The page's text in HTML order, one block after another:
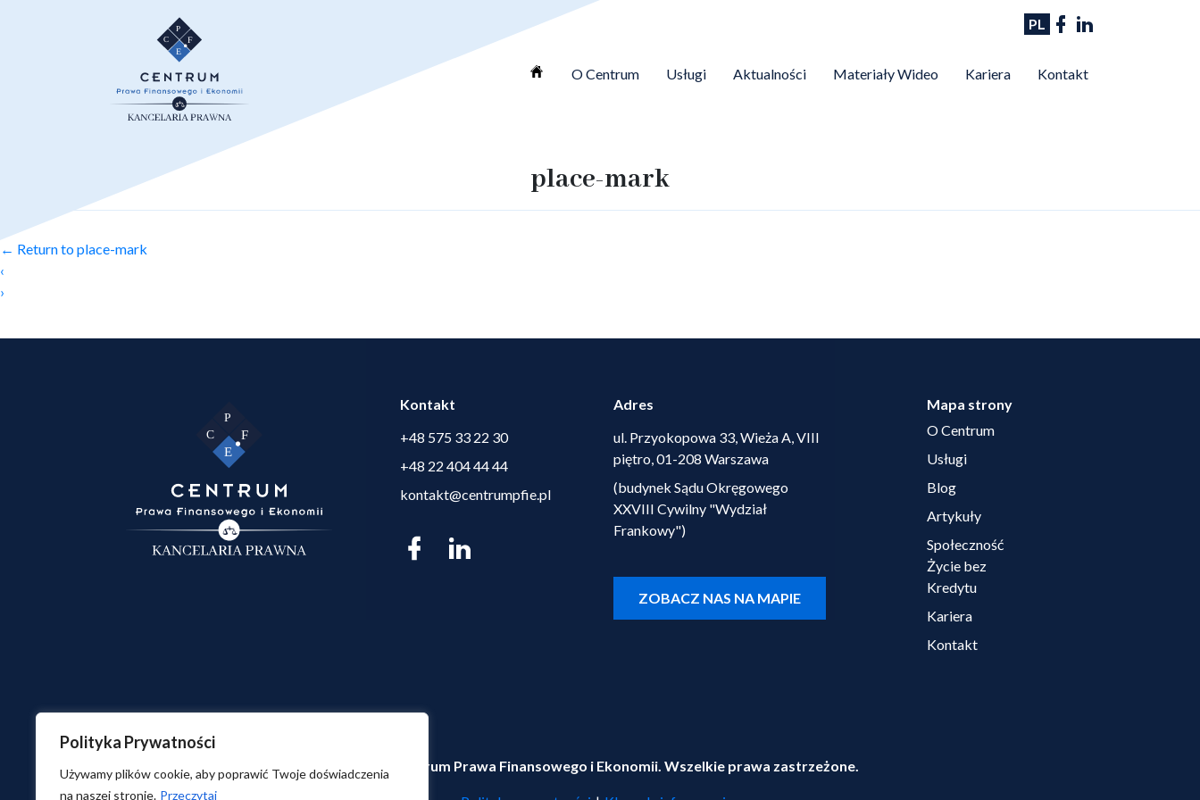
Polityka Prywatności
Używamy plików cookie, aby poprawić Twoje doświadczenia
na naszej stronie. Przeczytaj
PL
O Centrum Usługi Aktualności Materiały Wideo Kariera Kontakt
place-mark
← Return to place-mark
‹
›
Kontakt
+48 575 33 22 30
+48 22 404 44 44
kontakt@centrumpfie.pl
Adres
ul. Przyokopowa 33, Wieża A, VIII
piętro, 01-208 Warszawa
(budynek Sądu Okręgowego
XXVIII Cywilny "Wydział
Frankowy")
ZOBACZ NAS NA MAPIE
Mapa strony
O Centrum
Usługi
Blog
Artykuły
Społeczność
Życie bez
Kredytu
Kariera
Kontakt
© 2026 Centrum Prawa Finansowego i Ekonomii. Wszelkie prawa zastrzeżone.